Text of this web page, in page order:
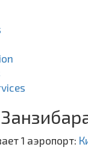
1 аэропорт: